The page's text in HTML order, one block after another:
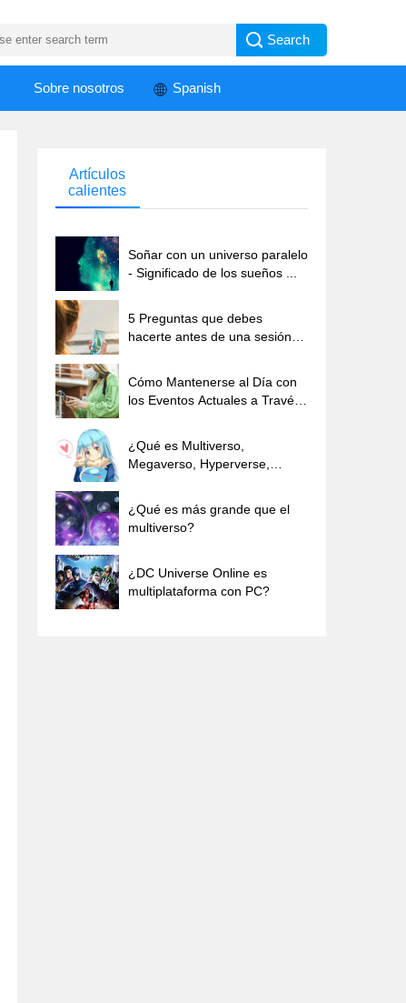
Sobre nosotros Spanish
Artículos
calientes
Soñar con un universo paralelo
- Significado de los sueños ...
5 Preguntas que debes
hacerte antes de una sesión
Cómo Mantenerse al Día con
los Eventos Actuales a Través
¿Qué es Multiverso,
Megaverso, Hyperverse,
¿Qué es más grande que el
multiverso?
¿DC Universe Online es
multiplataforma con PC?